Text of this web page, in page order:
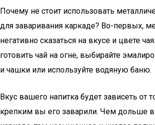
Почему не стоит использовать
для заваривания каркаде? Во-первых,
негативно сказаться на вкусе и цвете
готовить чай на огне, выбирайте
и чашки или используйте водяную баню.
Вкус вашего напитка будет зависеть от
крепким вы его заварили. Чем дольше